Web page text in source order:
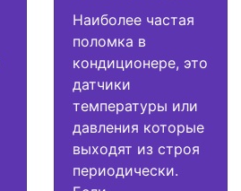
Наиболее частая
поломка в
кондиционере, это
датчики
температуры или
давления которые
выходят из строя
периодически.